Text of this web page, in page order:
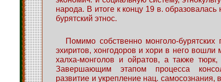
народа. В итоге к концу 19 в.
бурятский этнос.
Помимо собственно монголо-бурятских
эхиритов, хонгодоров и хори в него вошли
халха-монголов и ойратов, а также тюрк,
Завершающим этапом процесса
развитие и укрепление нац. самосознания,